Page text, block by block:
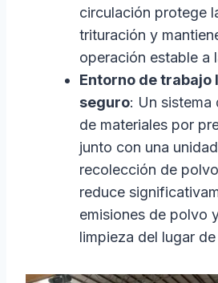
circulación protege
trituración y
operación estable a
Entorno de trabajo
seguro: Un sistema
de materiales por
junto con una
recolección de
reduce
emisiones de polvo
limpieza del lugar